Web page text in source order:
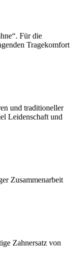
Für die
Tragekomfort
und traditioneller
Leidenschaft und
Zusammenarbeit
Zahnersatz von